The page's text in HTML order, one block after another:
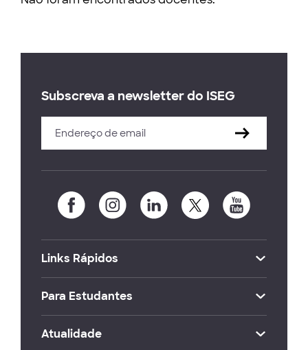
Subscreva a newsletter do ISEG
Links Rápidos
Para Estudantes
Atualidade